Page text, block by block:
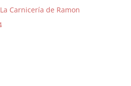
Carnicería de Ramon